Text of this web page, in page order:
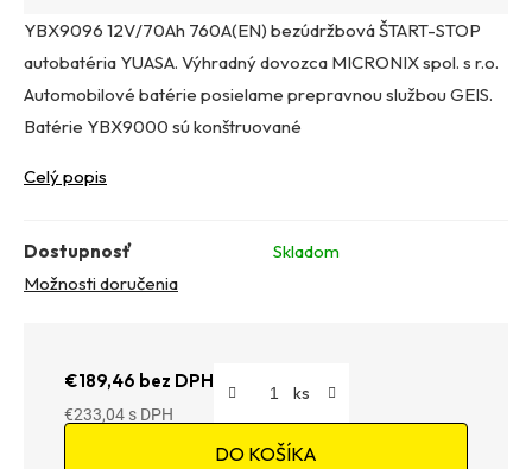
YBX9096 12V/70Ah 760A(EN) bezúdržbová ŠTART-STOP
autobatéria YUASA. Výhradný dovozca MICRONIX spol. s r.o.
Automobilové batérie posielame prepravnou službou GEIS.
Batérie YBX9000 sú konštruované
Celý popis
Dostupnosť
Skladom
Možnosti doručenia
€189,46 bez DPH
€233,04
DO KOŠÍKA